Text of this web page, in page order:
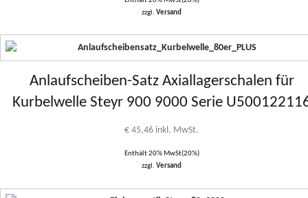
zzgl.Versand
Anlaufscheiben-Satz Axiallagerschalen für
Kurbelwelle Steyr 900 9000 Serie
€ 45,46 inkl. MwSt.
Enthält 20% MwSt(20%)
zzgl.Versand